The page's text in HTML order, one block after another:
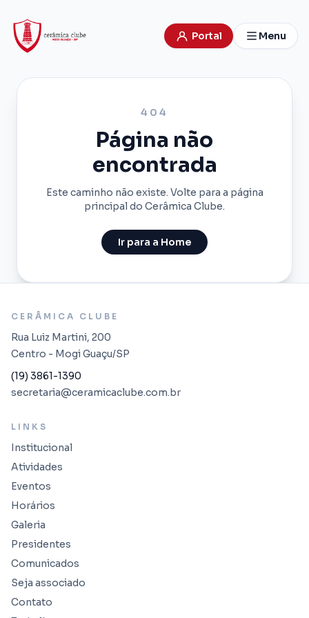
Portal Menu
404
Página não
encontrada
Este caminho não existe. Volte para a página
principal do Cerâmica Clube.
Ir para a Home
CERÂMICA CLUBE
Rua Luiz Martini, 200
Centro - Mogi Guaçu/SP
(19) 3861-1390
secretaria@ceramicaclube.com.br
LINKS
Institucional
Atividades
Eventos
Horários
Galeria
Presidentes
Comunicados
Seja associado
Contato